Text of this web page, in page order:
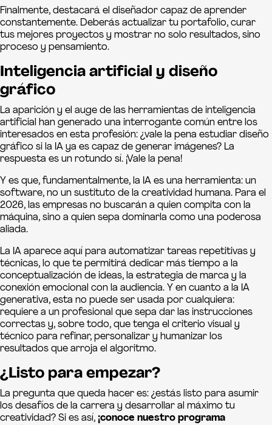
Finalmente, destacará el diseñador capaz de aprender
constantemente. Deberás actualizar tu portafolio, curar
tus mejores proyectos y mostrar no solo resultados, sino
proceso y pensamiento.
Inteligencia artificial y diseño
gráfico
La aparición y el auge de las herramientas de inteligencia
artificial han generado una interrogante común entre los
interesados en esta profesión: ¿vale la pena estudiar diseño
gráfico si la IA ya es capaz de generar imágenes? La
respuesta es un rotundo sí. ¡Vale la pena!
Y es que, fundamentalmente, la IA es una herramienta: un
software, no un sustituto de la creatividad humana. Para el
2026, las empresas no buscarán a quien compita con la
máquina, sino a quien sepa dominarla como una poderosa
aliada.
La IA aparece aquí para automatizar tareas repetitivas y
técnicas, lo que te permitirá dedicar más tiempo a la
conceptualización de ideas, la estrategia de marca y la
conexión emocional con la audiencia. Y en cuanto a la IA
generativa, esta no puede ser usada por cualquiera:
requiere a un profesional que sepa dar las instrucciones
correctas y, sobre todo, que tenga el criterio visual y
técnico para refinar, personalizar y humanizar los
resultados que arroja el algoritmo.
¿Listo para empezar?
La pregunta que queda hacer es: ¿estás listo para asumir
los desafíos de la carrera y desarrollar al máximo tu
creatividad? Si es así, ¡conoce nuestro programa